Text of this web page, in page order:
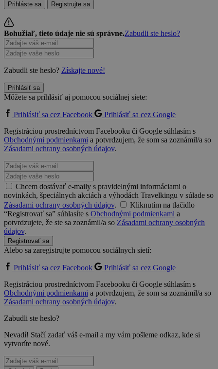
Prihláste sa Registrujte sa
Bohužiaľ, tieto údaje nie sú správne.Zabudli ste heslo?
Zabudli ste heslo? Získajte nové!
Prihlásiť sa
Môžete sa prihlásiť aj pomocou sociálnej siete:
Prihlásiť sa cez Facebook
Prihlásiť sa cez Google
Registráciou prostredníctvom Facebooku či Google súhlasím s
Obchodnými podmienkami a potvrdzujem, že som sa zoznámil/a so
Zásadami ochrany osobných údajov.
Chcem dostávať e-maily s pravidelnými informáciami o
novinkách, špeciálnych akciách a výhodách Travelkingu v súlade so
Zásadami ochrany osobných údajov.
Kliknutím na tlačidlo
“Registrovať sa” súhlasíte s Obchodnými podmienkami a
potvrdzujete, že ste sa zoznámil/a so Zásadami ochrany osobných
údajov.
Registrovať sa
Alebo sa zaregistrujte pomocou sociálnych sietí:
Prihlásiť sa cez Facebook
Prihlásiť sa cez Google
Registráciou prostredníctvom Facebooku či Google súhlasím s
Obchodnými podmienkami a potvrdzujem, že som sa zoznámil/a so
Zásadami ochrany osobných údajov.
Zabudli ste heslo?
Nevadí! Stačí zadať váš e-mail a my vám pošleme odkaz, kde si
vytvoríte nové.